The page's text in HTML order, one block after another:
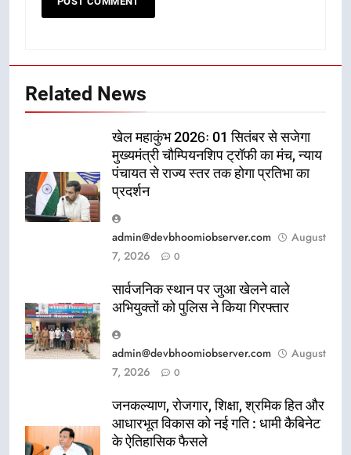
Related News
खेल महाकुंभ 2026ः 01 सितंबर से सजेगा
मुख्यमंत्री चौम्पियनशिप ट्रॉफी का मंच, न्याय
पंचायत से राज्य स्तर तक होगा प्रतिभा का
प्रदर्शन
admin@devbhoomiobserver.com
August
7, 2026
0
सार्वजनिक स्थान पर जुआ खेलने वाले
अभियुक्तों को पुलिस ने किया गिरफ्तार
admin@devbhoomiobserver.com
August
7, 2026
0
जनकल्याण, रोजगार, शिक्षा, श्रमिक हित और
आधारभूत विकास को नई गति : धामी कैबिनेट
के ऐतिहासिक फैसले